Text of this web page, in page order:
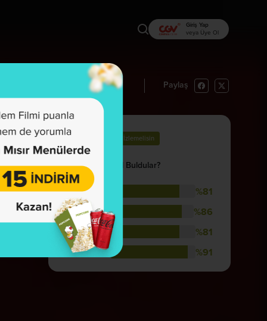
Giriş Yap
veya Üye Ol
İzlemek İstiyorum Paylaş
İzlemelisin
İzleyenler Nasıl Buldular?
Hikaye %81
Görsellik %86
Müzik %81
Oyunculuk %91